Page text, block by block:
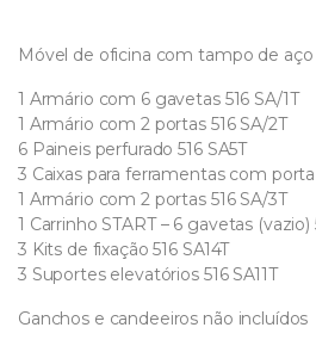
Móvel de oficina com tampo de aço
1 Armário com 6 gavetas 516 SA/1T
1 Armário com 2 portas 516 SA/2T
6 Paineis perfurado 516 SA5T
3 Caixas para ferramentas com
1 Armário com 2 portas 516 SA/3T
1 Carrinho START – 6 gavetas (vazio)
3 Kits de fixação 516 SA14T
3 Suportes elevatórios 516 SA11T
Ganchos e candeeiros não incluídos